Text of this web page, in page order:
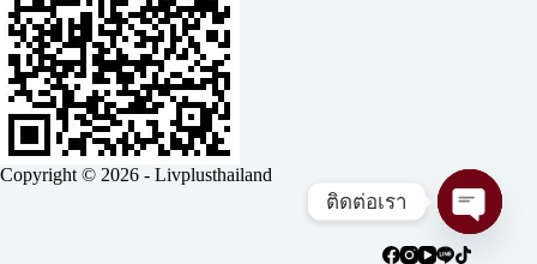
Copyright © 2026 - Livplusthailand
ติดต่อเรา
Open